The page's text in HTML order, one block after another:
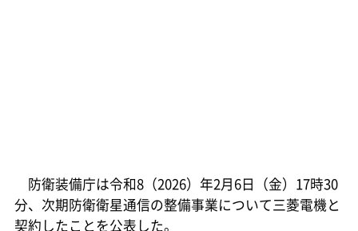
防衛装備庁は令和8（2026）年2月6日（金）17時30
分、次期防衛衛星通信の整備事業について三菱電機と
契約したことを公表した。